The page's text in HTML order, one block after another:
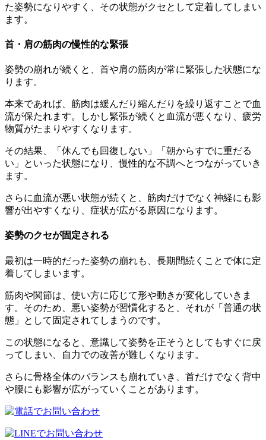
た姿勢になりやすく、その状態がクセとして定着してしまい
ます。
首・肩の筋肉の慢性的な緊張
姿勢の崩れが続くと、首や肩の筋肉が常に緊張した状態にな
ります。
本来であれば、筋肉は緩んだり縮んだりを繰り返すことで血
流が保たれます。しかし緊張が続くと血流が悪くなり、疲労
物質がたまりやすくなります。
その結果、「休んでも回復しない」「朝からすでに重だる
い」といった状態になり、慢性的な不調へとつながっていき
ます。
さらに血流が悪い状態が続くと、筋肉だけでなく神経にも影
響が出やすくなり、症状が広がる原因になります。
姿勢のクセが固定される
最初は一時的だった姿勢の崩れも、長期間続くことで体に定
着してしまいます。
筋肉や関節は、使い方に応じて形や動きが変化していきま
す。そのため、悪い姿勢が習慣化すると、それが「普通の状
態」として固定されてしまうのです。
この状態になると、意識して姿勢を正そうとしてもすぐに戻
ってしまい、自力での改善が難しくなります。
さらに骨格全体のバランスも崩れていき、首だけでなく背中
や腰にも影響が広がっていくことがあります。